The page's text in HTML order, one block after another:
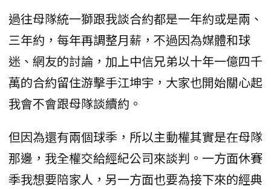
過往母隊統一獅跟我談合約都是一年約或是兩、
三年約，每年再調整月薪，不過因為媒體和球
迷、網友的討論，加上中信兄弟以十年一億四千
萬的合約留住游擊手江坤宇，大家也開始關心起
我會不會跟母隊談續約。
但因為還有兩個球季，所以主動權其實是在母隊
那邊，我全權交給經紀公司來談判。一方面休賽
季我想要陪家人，另一方面也要為接下來的經典